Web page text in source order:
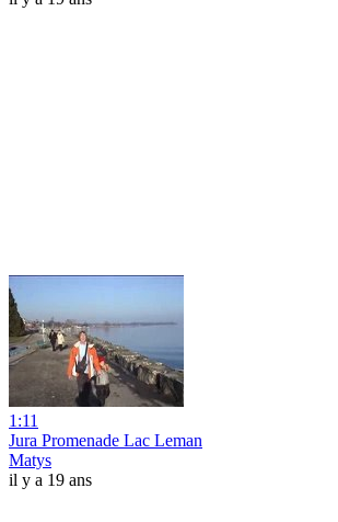
1:11
Jura Promenade Lac Leman
Matys
il y a 19 ans